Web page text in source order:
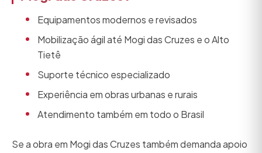
Equipamentos modernos e revisados
Mobilização ágil até Mogi das Cruzes e o Alto
Tietê
Suporte técnico especializado
Experiência em obras urbanas e rurais
Atendimento também em todo o Brasil
Se a obra em Mogi das Cruzes também demanda apoio